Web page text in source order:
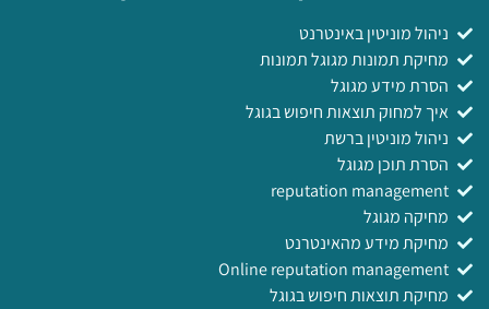
ניהול מוניטין באינטרנט
מחיקת תמונות מגוגל תמונות
הסרת מידע מגוגל
איך למחוק תוצאות חיפוש בגוגל
ניהול מוניטין ברשת
הסרת תוכן מגוגל
reputation management
מחיקה מגוגל
מחיקת מידע מהאינטרנט
Online reputation management
מחיקת תוצאות חיפוש בגוגל